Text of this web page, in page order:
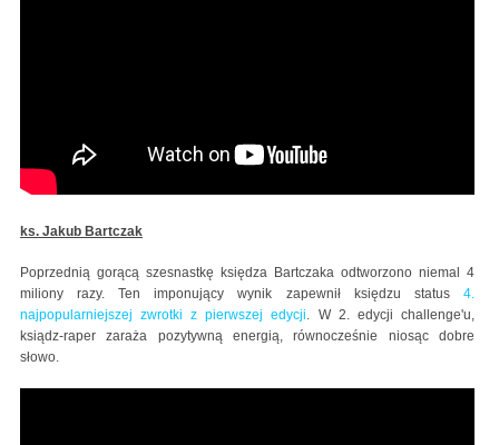
ks. Jakub Bartczak
Poprzednią gorącą szesnastkę księdza Bartczaka odtworzono niemal 4
miliony razy. Ten imponujący wynik zapewnił księdzu status 4.
najpopularniejszej zwrotki z pierwszej edycji
. W 2. edycji challenge'u,
ksiądz-raper zaraża pozytywną energią, równocześnie niosąc dobre
słowo.